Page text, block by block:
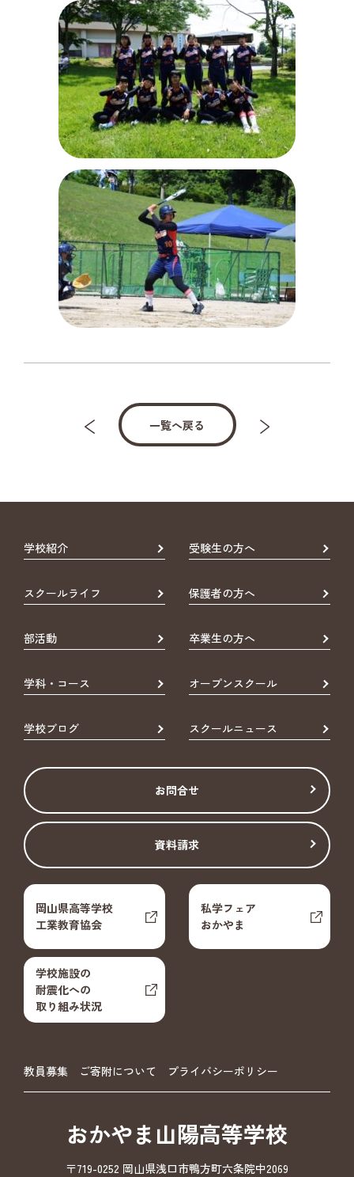
一覧へ戻る
学校紹介 受験生の方へ
スクールライフ 保護者の方へ
部活動 卒業生の方へ
学科・コース オープンスクール
学校ブログ スクールニュース
お問合せ
資料請求
岡山県高等学校
工業教育協会
私学フェア
おかやま
学校施設の
耐震化への
取り組み状況
教員募集 ご寄附について プライバシーポリシー
おかやま山陽高等学校
〒719-0252 岡山県浅口市鴨方町六条院中2069